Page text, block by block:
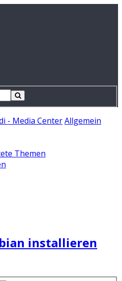
- Media CenterAllgemein
Themen
installieren